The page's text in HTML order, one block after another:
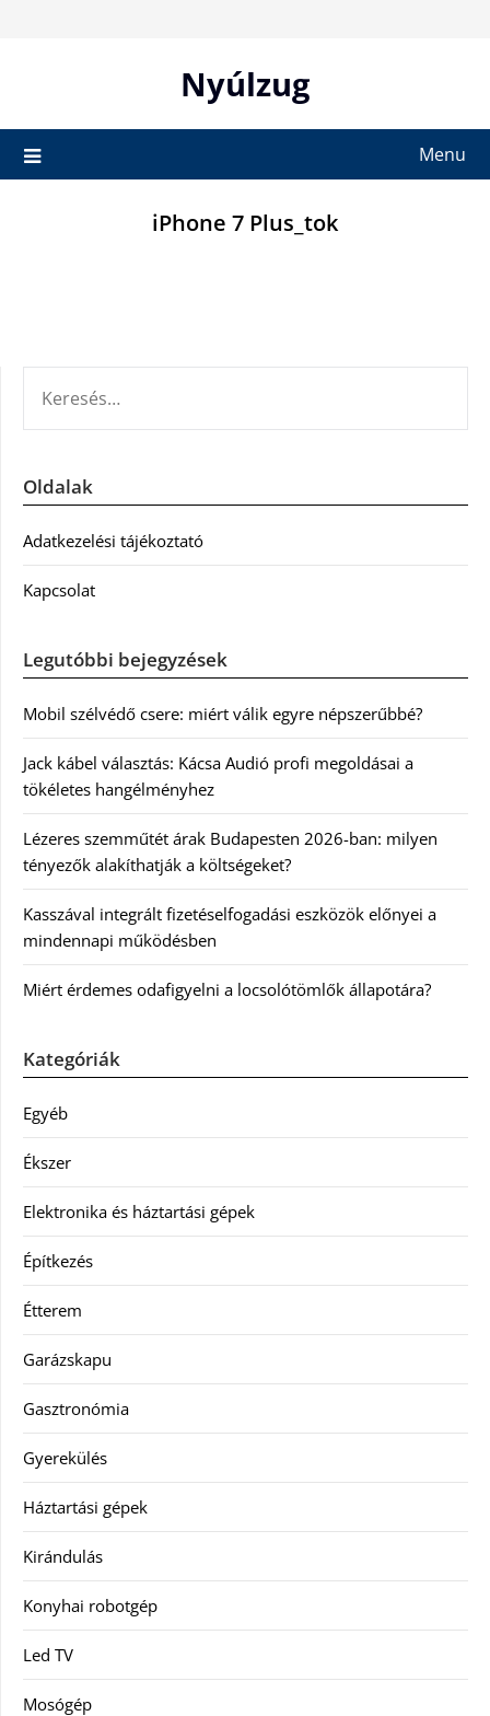
Nyúlzug
Menu
iPhone 7 Plus_tok
Oldalak
Adatkezelési tájékoztató
Kapcsolat
Legutóbbi bejegyzések
Mobil szélvédő csere: miért válik egyre népszerűbbé?
Jack kábel választás: Kácsa Audió profi megoldásai a
tökéletes hangélményhez
Lézeres szemműtét árak Budapesten 2026-ban: milyen
tényezők alakíthatják a költségeket?
Kasszával integrált fizetéselfogadási eszközök előnyei a
mindennapi működésben
Miért érdemes odafigyelni a locsolótömlők állapotára?
Kategóriák
Egyéb
Ékszer
Elektronika és háztartási gépek
Építkezés
Étterem
Garázskapu
Gasztronómia
Gyerekülés
Háztartási gépek
Kirándulás
Konyhai robotgép
Led TV
Mosógép